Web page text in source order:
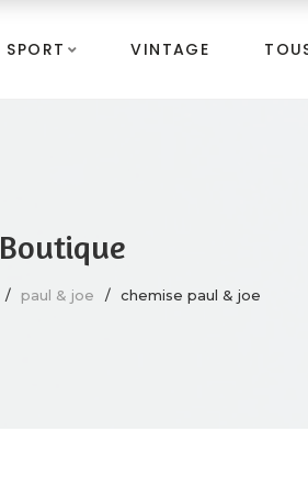
SPORT VINTAGE
Boutique
paul & joe chemise paul & joe